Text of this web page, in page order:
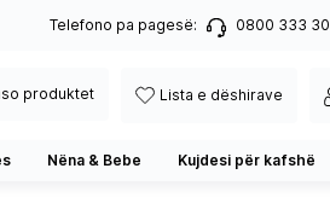
Telefono pa pagesë: 0800 333 30
produktet Lista e dëshirave
Nëna & Bebe Kujdesi për kafshë